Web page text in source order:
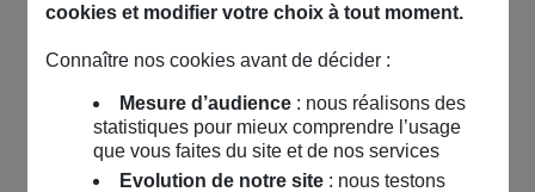
cookies et modifier votre choix à tout moment.
Connaître nos cookies avant de décider :
Mesure d’audience: nous réalisons des
statistiques pour mieux comprendre l’usage
que vous faites du site et de nos services
Evolution de notre site: nous testons